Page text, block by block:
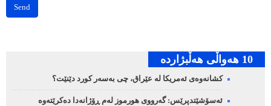
Send
10 هه‌واڵی هه‌ڵبژارده‌
کشانەوەی ئەمریکا لە عێراق، چی بەسەر کورد دێنێت؟
ئەسۆشێتدپرێس: گەرووی هورموز لەم ڕۆژانەدا دەکرێتەوە